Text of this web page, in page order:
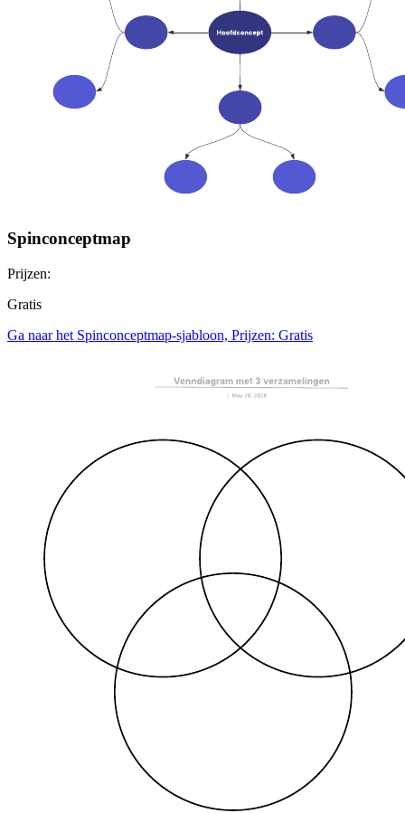
Spinconceptmap
Prijzen:
Gratis
Ga naar het Spinconceptmap-sjabloon, Prijzen: Gratis